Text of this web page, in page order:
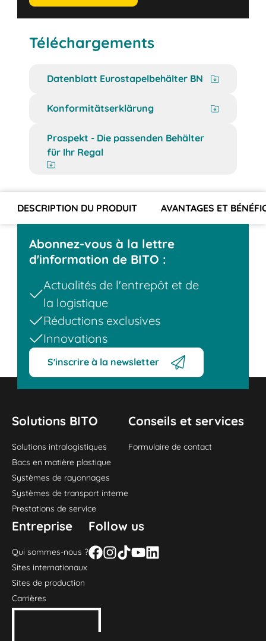
Téléchargements
Datenblatt Eurostapelbehälter BN
Konformitätserklärung
Prospekt - Die passenden Behälter
für Ihr Regal
DESCRIPTION DU PRODUIT AVANTAGES ET
Abonnez-vous à la lettre
d'information de BITO :
Actualités de l'entrepôt et de
la logistique
Réductions exclusives
Innovations
S'inscrire à la newsletter
Solutions BITO
Solutions intralogistiques
Bacs en matière plastique
Systèmes de rayonnages
Systèmes de transport interne
Prestations de service
Conseils et services
Formulaire de contact
Entreprise
Qui sommes-nous ?
Sites internationaux
Sites de production
Carrières
Follow us